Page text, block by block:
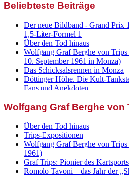
Beliebteste Beiträge
Der neue Bildband - Grand Prix
1,5-Liter-Formel 1
Über den Tod hinaus
Wolfgang Graf Berghe von
10. September 1961 in Monza)
Das Schicksalsrennen in Monza
Döttinger Höhe. Die Kult-
Fans und Anekdoten.
Wolfgang Graf Berghe von
Über den Tod hinaus
Trips-Expositionen
Wolfgang Graf Berghe von
1961)
Graf Trips: Pionier des
Romolo Tavoni – das Jahr der